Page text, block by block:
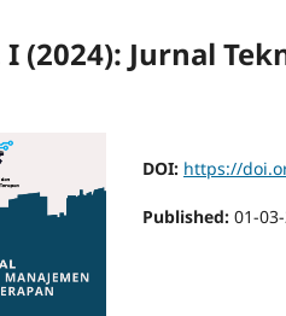
I (2024): Jurnal
DOI: https://
Published: 01-